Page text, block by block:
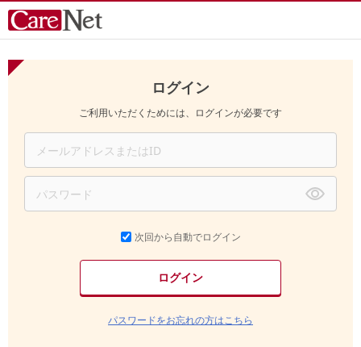
ログイン
ご利用いただくためには、ログインが必要です
次回から自動でログイン
パスワードをお忘れの方はこちら